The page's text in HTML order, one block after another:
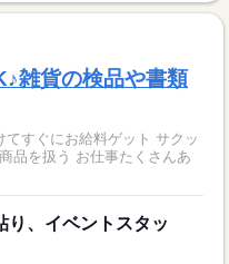
雑貨の検品や書類
すぐにお給料ゲット サクッ
品を扱う お仕事たくさんあ
、イベントスタッ